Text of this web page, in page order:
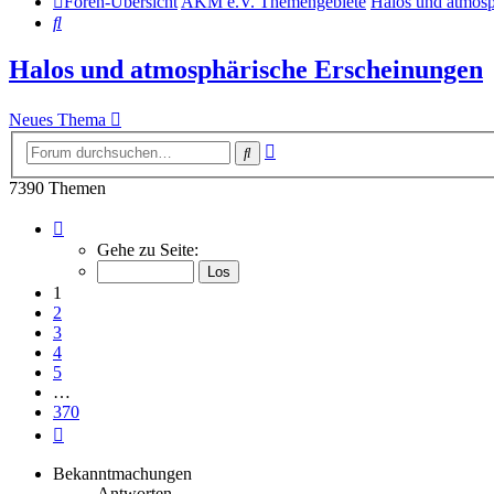
Suche
Halos und atmosphärische Erscheinungen
Neues Thema
Suche
7390 Themen
von
Gehe zu Seite:
1
2
3
4
5
…
370
Bekanntmachungen